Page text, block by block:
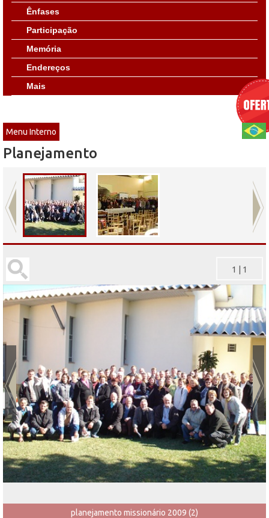
Ênfases
Participação
Memória
Endereços
Mais
Menu Interno
Planejamento
planejamento missionário 2009 (2)
1 1